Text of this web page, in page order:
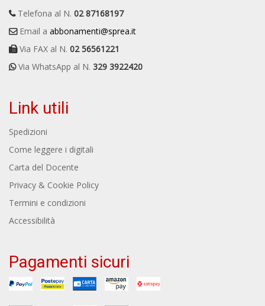
Telefona al N. 02 87168197
Email a abbonamenti@sprea.it
Via FAX al N. 02 56561221
Via WhatsApp al N. 329 3922420
Link utili
Spedizioni
Come leggere i digitali
Carta del Docente
Privacy & Cookie Policy
Termini e condizioni
Accessibilità
Pagamenti sicuri